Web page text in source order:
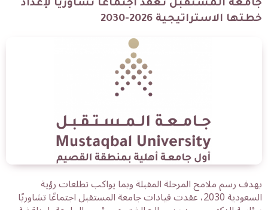
جامعة المستقبل تعقد اجتماعًا تشاوريًا لإعداد
خطتها الاستراتيجية 2026-2030
بهدف رسم ملامح المرحلة المقبلة وبما يواكب تطلعات رؤية
السعودية 2030، عقدت قيادات جامعة المستقبل اجتماعًا تشاوريًا